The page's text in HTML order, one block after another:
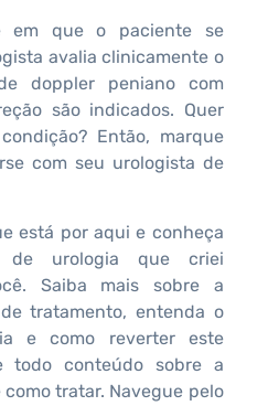
em que o paciente se
avalia clinicamente o
doppler peniano com
são indicados. Quer
Então, marque
com seu urologista de
está por aqui e conheça
de urologia que criei
Saiba mais sobre a
tratamento, entenda o
e como reverter este
todo conteúdo sobre a
tratar. Navegue pelo